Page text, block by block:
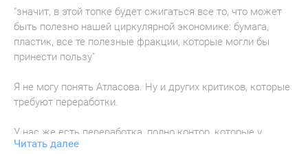
"значит, в этой топке будет сжигаться все то, что может
быть полезно нашей циркулярной экономике: бумага,
пластик, все те полезные фракции, которые могли бы
принести пользу"
Я не могу понять Атласова. Ну и других критиков, которые
требуют переработки.
У нас же есть переработка, полно контор, которые у
людей и предприятий принимают макулатуру и пластик.
Читать далее